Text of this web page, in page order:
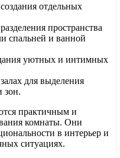
отдельных
пространства
спальней и ванной
уютных и интимных
для выделения
зон.
практичным и
комнаты. Они
в интерьер и
ситуациях.